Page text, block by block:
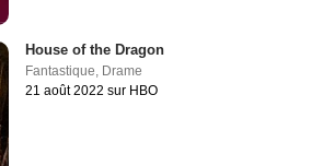
House of the Dragon
Fantastique, Drame
21 août 2022 sur HBO